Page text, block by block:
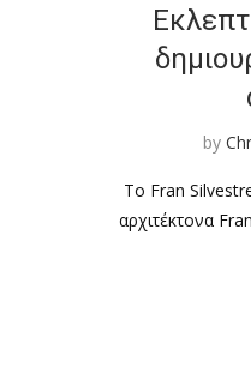
by
Το Fran
αρχιτέκτονα